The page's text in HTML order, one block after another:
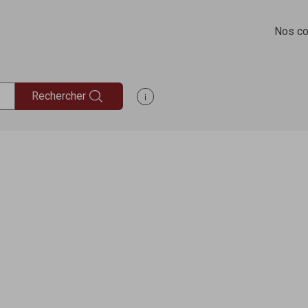
Nos
Rechercher Afficher les informations d'aide à la